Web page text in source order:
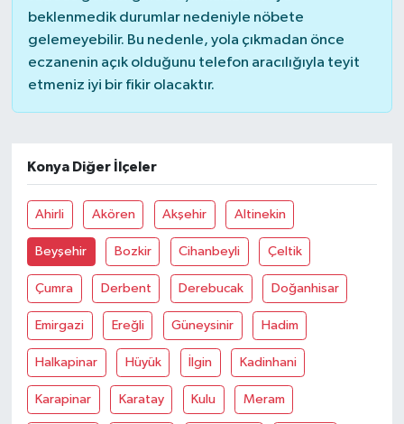
beklenmedik durumlar nedeniyle nöbete
gelemeyebilir. Bu nedenle, yola çıkmadan önce
eczanenin açık olduğunu telefon aracılığıyla teyit
etmeniz iyi bir fikir olacaktır.
Konya Diğer İlçeler
Ahirli Akören Akşehir Altinekin
Beyşehir Bozkir Cihanbeyli Çeltik
Çumra Derbent Derebucak Doğanhisar
Emirgazi Ereğli Güneysinir Hadim
Halkapinar Hüyük İlgin Kadinhani
Karapinar Karatay Kulu Meram